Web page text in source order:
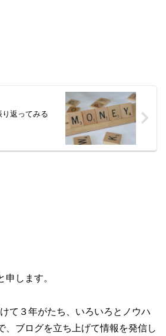
り返ってみる
申します。
て３年がたち、いろいろとノウハ
、ブログを立ち上げて情報を発信し